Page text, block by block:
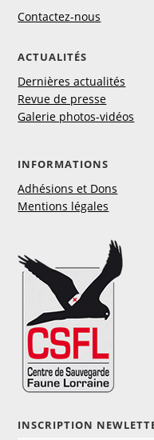
Contactez-nous
ACTUALITÉS
Dernières actualités
Revue de presse
Galerie photos-vidéos
INFORMATIONS
Adhésions et Dons
Mentions légales
INSCRIPTION